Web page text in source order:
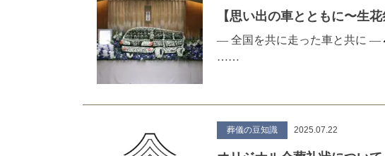
【思い出の車とともに〜生
― 全国を共に走った車と共に ―
……
葬儀の豆知識 2025.07.22